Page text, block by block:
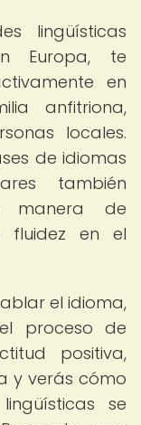
lingüísticas
Europa, te
en
anfitriona,
locales.
de idiomas
también
manera de
fluidez en el
el idioma,
proceso de
positiva,
y verás cómo
se